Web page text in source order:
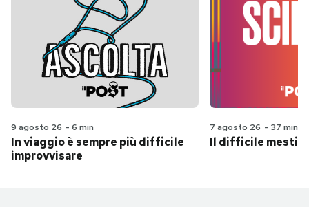
9 agosto 26 - 6 min
In viaggio è sempre più difficile
improvvisare
7 agosto 26 - 37 min
Il difficile